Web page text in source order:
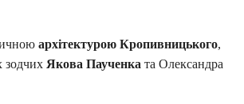
архітектурою Кропивницького,
зодчих Якова Паученка та Олександра